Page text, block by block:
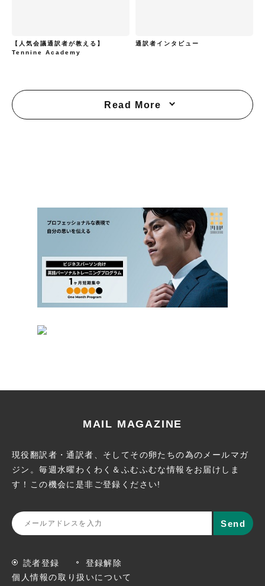
【人気会議通訳者が教える】
Tennine Academy
通訳者インタビュー
Read More
MAIL MAGAZINE
現役翻訳者・通訳者、そしてその卵たちの為のメールマガ
ジン。毎週水曜わくわく＆ふむふむな情報をお届けしま
す！この機会に 是非ご登録ください!
読者登録
登録解除
個人情報の取り扱いについて